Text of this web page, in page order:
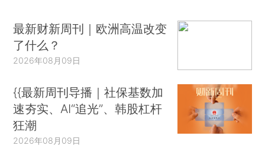
最新财新周刊｜欧洲高温改变
了什么？
2026年08月09日
{{最新周刊导播｜社保基数加
速夯实、AI“追光”、韩股杠杆
狂潮
2026年08月09日